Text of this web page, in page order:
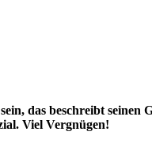
das beschreibt seinen
Viel Vergnügen!